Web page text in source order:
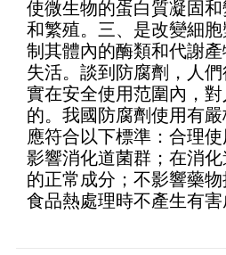
使微生物的蛋白質凝固
和繁殖。三、是改變細
制其體內的酶類和代謝
失活。談到防腐劑，人
實在安全使用范圍內，
的。我國防腐劑使用有
應符合以下標準：合理
影響消化道菌群；在消
的正常成分；不影響藥
食品熱處理時不產生有害